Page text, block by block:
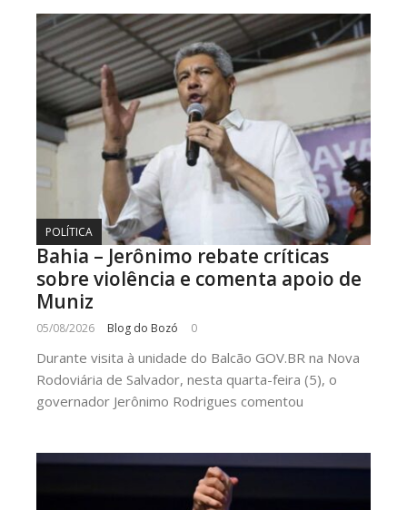
POLÍTICA
Bahia – Jerônimo rebate críticas
sobre violência e comenta apoio de
Muniz
05/08/2026 Blog do Bozó 0
Durante visita à unidade do Balcão GOV.BR na Nova
Rodoviária de Salvador, nesta quarta-feira (5), o
governador Jerônimo Rodrigues comentou